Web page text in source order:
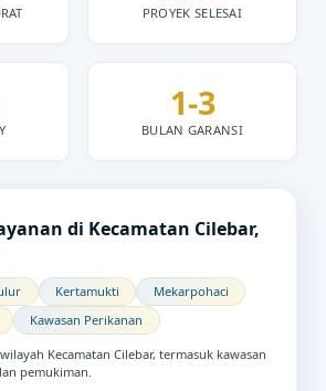
PROYEK SELESAI
1-3
BULAN GARANSI
di Kecamatan Cilebar,
Kertamukti
Mekarpohaci
Kawasan Perikanan
Kecamatan Cilebar, termasuk kawasan
pemukiman.